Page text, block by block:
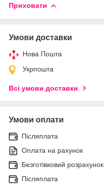
Приховати
Умови доставки
Нова Пошта
Укрпошта
Всі умови доставки
Умови оплати
Післяплата
Оплата на рахунок
Безготівковий розрахунок
Післяплата